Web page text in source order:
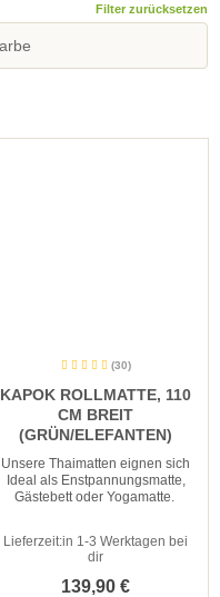
Filter zurücksetzen
(30)
KAPOK ROLLMATTE, 110
CM BREIT
(GRÜN/ELEFANTEN)
Unsere Thaimatten eignen sich
Ideal als Enstpannungsmatte,
Gästebett oder Yogamatte.
Lieferzeit:in 1-3 Werktagen bei
dir
139,90 €